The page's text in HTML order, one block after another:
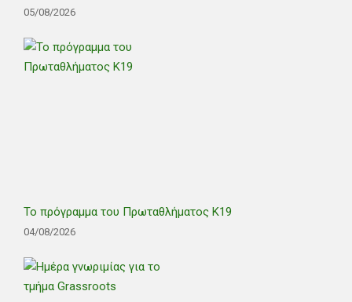
05/08/2026
Το πρόγραμμα του Πρωταθλήματος Κ19
04/08/2026